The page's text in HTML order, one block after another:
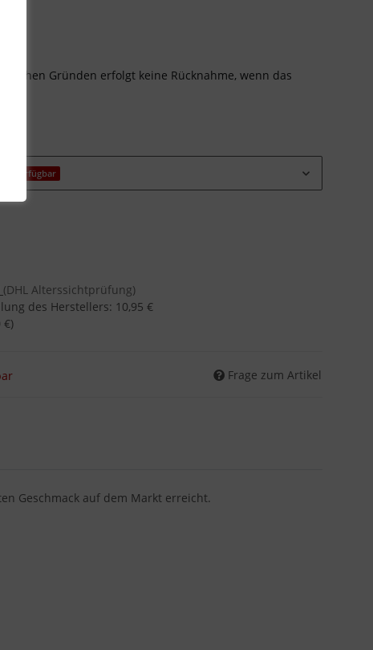
Gründen erfolgt keine Rücknahme, wenn das
verfügbar
(DHL Alterssichtprüfung)
des Herstellers: 10,95 €
€)
Frage zum Artikel
Geschmack auf dem Markt erreicht.